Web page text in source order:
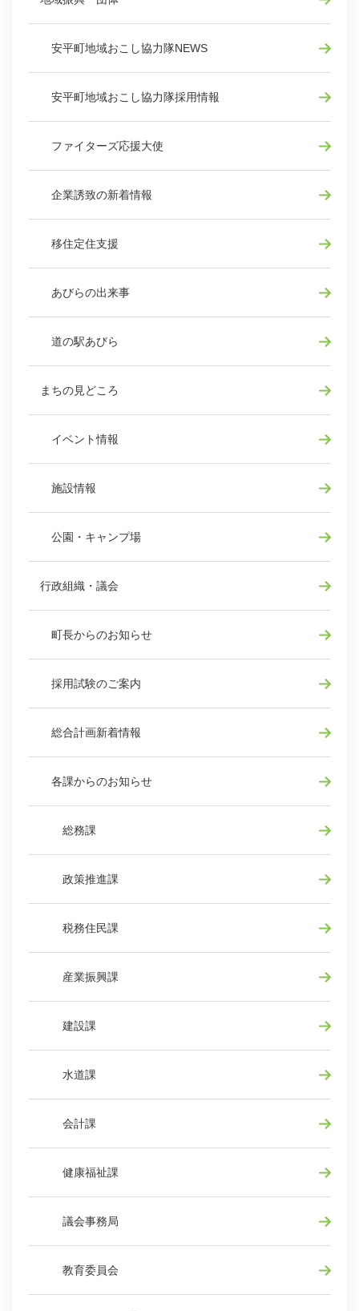
安平町地域おこし協力隊NEWS
安平町地域おこし協力隊採用情報
ファイターズ応援大使
企業誘致の新着情報
移住定住支援
あびらの出来事
道の駅あびら
まちの見どころ
イベント情報
施設情報
公園・キャンプ場
行政組織・議会
町長からのお知らせ
採用試験のご案内
総合計画新着情報
各課からのお知らせ
総務課
政策推進課
税務住民課
産業振興課
建設課
水道課
会計課
健康福祉課
議会事務局
教育委員会